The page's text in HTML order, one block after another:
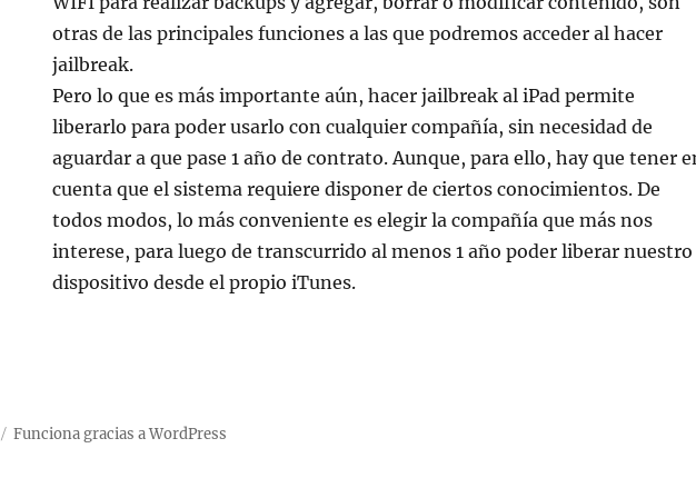
otras de las principales funciones a las que podremos acceder al hacer
jailbreak.
Pero lo que es más importante aún, hacer jailbreak al iPad permite
liberarlo para poder usarlo con cualquier compañía, sin necesidad de
aguardar a que pase 1 año de contrato. Aunque, para ello, hay que tener
cuenta que el sistema requiere disponer de ciertos conocimientos. De
todos modos, lo más conveniente es elegir la compañía que más nos
interese, para luego de transcurrido al menos 1 año poder liberar nuestro
dispositivo desde el propio iTunes.
Funciona gracias a WordPress